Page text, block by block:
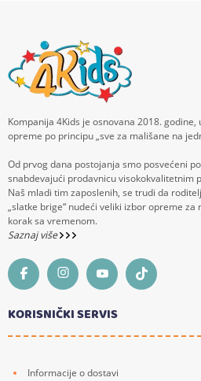
Kompanija 4Kids je osnovana 2018.
opreme po principu „sve za mališane na
Od prvog dana postojanja smo posvećeni
snabdevajući prodavnicu visokokvalitetnim
Naš mladi tim zaposlenih, se trudi da
„slatke brige“ nudeći veliki izbor opreme
korak sa vremenom.
Saznaj više
KORISNIČKI SERVIS
Informacije o dostavi